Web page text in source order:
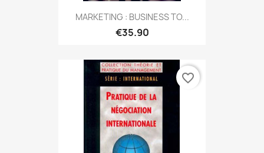
MARKETING : BUSINESS TO...
€35.90
favorite_border